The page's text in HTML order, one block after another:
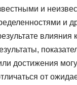
и
и
влияния
достижения
от